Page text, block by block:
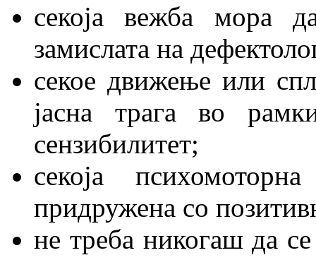
секоја вежба мора
замислата на
секое движење или
јасна трага во
сензибилитет;
секоја
придружена со
не треба никогаш да